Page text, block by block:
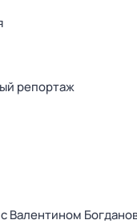
репортаж
Валентином